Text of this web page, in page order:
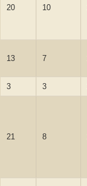
20 10
13 7
3 3
21 8